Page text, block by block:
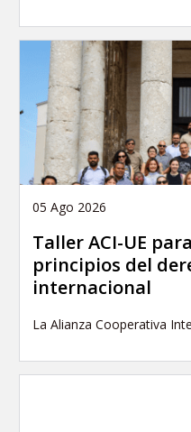
05 Ago 2026
Taller ACI-UE
principios del
internacional
La Alianza Cooperativa